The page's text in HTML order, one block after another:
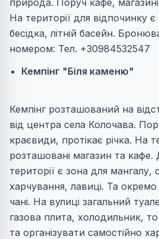
На території для відпочинку
бесідка, літній басейн.
номером: Тел. +30984532547
Кемпінг "Біля каменю"
Кемпінг розташований на
від центра села Колочава.
краєвиди, протікає річка. На
розташовані магазин та кафе.
території є зона для мангалу,
харчування, лавиці. Та
чані. На вулиці загальний
газова плита, холодильник,
та організувати самостійно